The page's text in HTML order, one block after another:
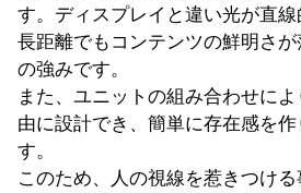
す。ディスプレイと違い光が直線
長距離でもコンテンツの鮮明さ
の強みです。
また、ユニットの組み合わせに
由に設計でき、簡単に存在感を
す。
このため、人の視線を惹きつけ